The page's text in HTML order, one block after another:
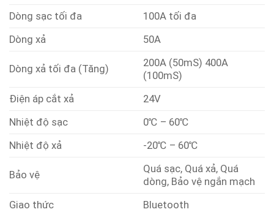
Dòng sạc tối đa
100A tối đa
Dòng xả
50A
Dòng xả tối đa (Tăng)
200A (50mS) 400A
(100mS)
Điện áp cắt xả
24V
Nhiệt độ sạc
0℃ – 60℃
Nhiệt độ xả
-20℃ – 60℃
Bảo vệ
Quá sạc, Quá xả, Quá
dòng, Bảo vệ ngắn mạch
Giao thức
Bluetooth